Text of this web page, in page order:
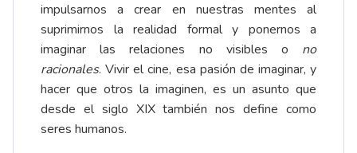
impulsarnos a crear en nuestras mentes al
suprimirnos la realidad formal y ponernos a
imaginar las relaciones no visibles o no
racionales. Vivir el cine, esa pasión de imaginar, y
hacer que otros la imaginen, es un asunto que
desde el siglo XIX también nos define como
seres humanos.